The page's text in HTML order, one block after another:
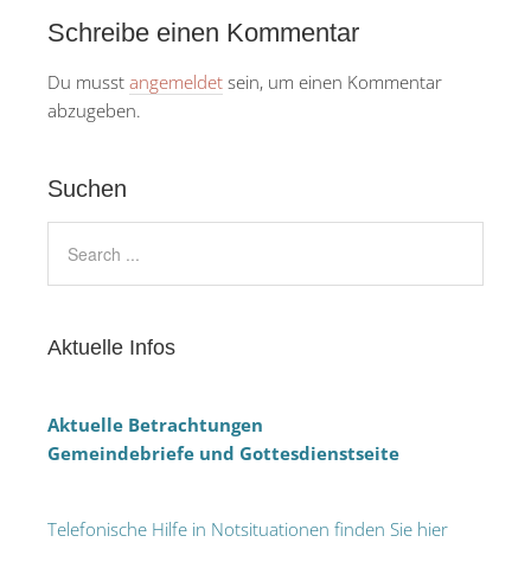
Schreibe einen Kommentar
Du musst angemeldet sein, um einen Kommentar
abzugeben.
Suchen
Aktuelle Infos
Aktuelle Betrachtungen
Gemeindebriefe und Gottesdienstseite
Telefonische Hilfe in Notsituationen finden Sie hier